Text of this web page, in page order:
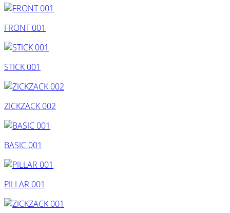
FRONT 001
STICK 001
ZICKZACK 002
BASIC 001
PILLAR 001